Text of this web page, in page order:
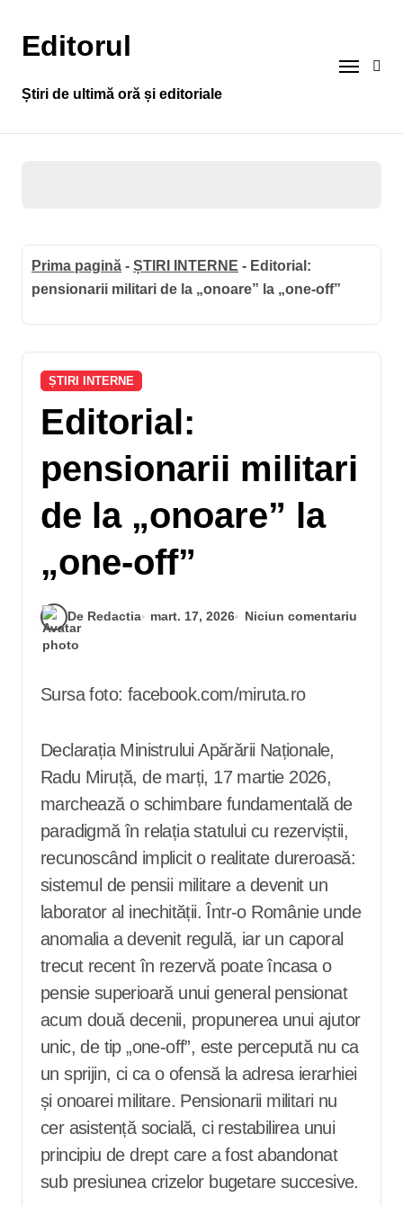
conținut
Editorul
Știri de ultimă oră și editoriale
Prima pagină - ȘTIRI INTERNE - Editorial:
pensionarii militari de la „onoare” la „one-off”
ȘTIRI INTERNE
Editorial:
pensionarii militari
de la „onoare” la
„one-off”
De Redactia mart. 17, 2026 Niciun comentariu
Sursa foto: facebook.com/miruta.ro
Declarația Ministrului Apărării Naționale,
Radu Miruță, de marți, 17 martie 2026,
marchează o schimbare fundamentală de
paradigmă în relația statului cu rezerviștii,
recunoscând implicit o realitate dureroasă:
sistemul de pensii militare a devenit un
laborator al inechității. Într-o Românie unde
anomalia a devenit regulă, iar un caporal
trecut recent în rezervă poate încasa o
pensie superioară unui general pensionat
acum două decenii, propunerea unui ajutor
unic, de tip „one-off”, este percepută nu ca
un sprijin, ci ca o ofensă la adresa ierarhiei
și onoarei militare. Pensionarii militari nu
cer asistență socială, ci restabilirea unui
principiu de drept care a fost abandonat
sub presiunea crizelor bugetare succesive.